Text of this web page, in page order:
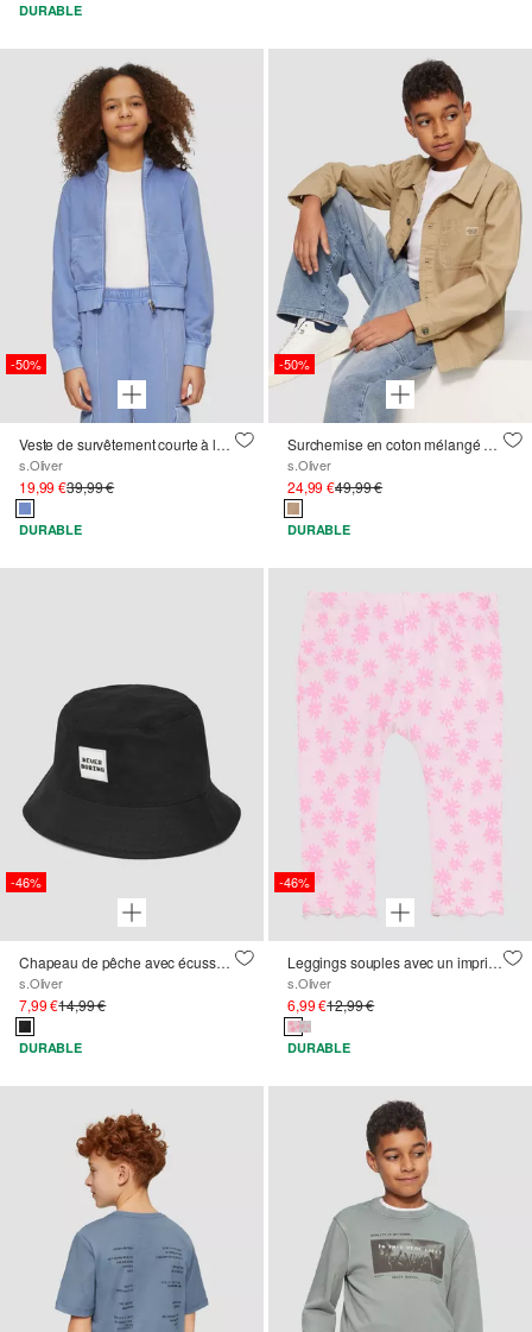
DURABLE
-50%
Veste de survêtement courte à la coupe ample, teintée dans la masse
s.Oliver
19,99 €39,99 €
DURABLE
-50%
Surchemise en coton mélangé avec logo appliqué et poches plaquées
s.Oliver
24,99 €49,99 €
DURABLE
-46%
Chapeau de pêche avec écusson caoutchouté
s.Oliver
7,99 €14,99 €
DURABLE
-46%
Leggings souples avec un imprimé floral sur tout le pourtour
s.Oliver
6,99 €12,99 €
DURABLE